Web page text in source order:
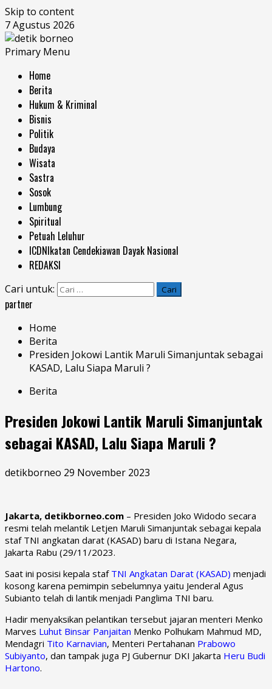
Skip to content
7 Agustus 2026
Primary Menu
Home
Berita
Hukum & Kriminal
Bisnis
Politik
Budaya
Wisata
Sastra
Sosok
Lumbung
Spiritual
Petuah Leluhur
ICDNIkatan Cendekiawan Dayak Nasional
REDAKSI
Cari untuk:
partner
Home
Berita
Presiden Jokowi Lantik Maruli Simanjuntak sebagai
KASAD, Lalu Siapa Maruli ?
Berita
Presiden Jokowi Lantik Maruli Simanjuntak
sebagai KASAD, Lalu Siapa Maruli ?
detikborneo 29 November 2023
Jakarta, detikborneo.com – Presiden Joko Widodo secara
resmi telah melantik Letjen Maruli Simanjuntak sebagai kepala
staf TNI angkatan darat (KASAD) baru di Istana Negara,
Jakarta Rabu (29/11/2023.
Saat ini posisi kepala staf TNI Angkatan Darat (KASAD) menjadi
kosong karena pemimpin sebelumnya yaitu Jenderal Agus
Subianto telah di lantik menjadi Panglima TNI baru.
Hadir menyaksikan pelantikan tersebut jajaran menteri Menko
Marves Luhut Binsar Panjaitan Menko Polhukam Mahmud MD,
Mendagri Tito Karnavian, Menteri Pertahanan Prabowo
Subiyanto, dan tampak juga PJ Gubernur DKI Jakarta Heru Budi
Hartono.